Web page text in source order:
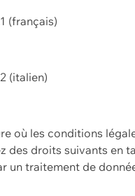
(français)
(italien)
où les conditions
des droits suivants en
un traitement de